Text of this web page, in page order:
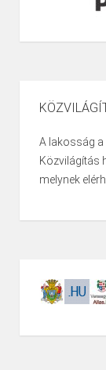
A lakosság a
Közvilágítás
melynek